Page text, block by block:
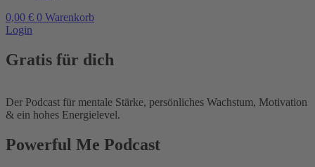
0,00 € 0 Warenkorb
Login
Gratis für dich
Der Podcast für mentale Stärke, persönliches Wachstum, Motivation
& ein hohes Energielevel.
Powerful Me Podcast